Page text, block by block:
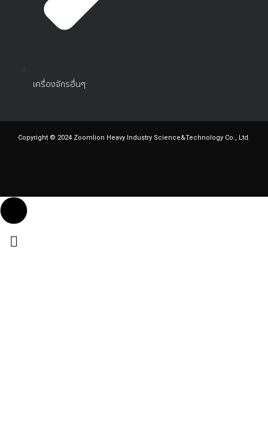
เครื่องจักรอื่นๆ
Copyright © 2024 Zoomlion Heavy Industry Science&Technology Co., Ltd.